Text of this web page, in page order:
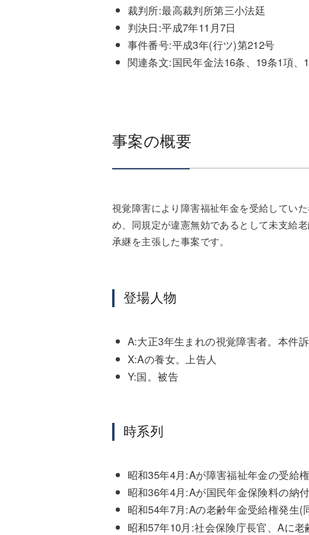
裁判所:最高裁判所第三小法廷
判決日:平成7年11月7日
事件番号:平成3年(行ツ)第212号
関連条文:国民年金法16条、19条1項
事案の概要
視覚障害により障害福祉年金を受給してい
め、同規定が違憲無効であるとして未支給
承継を主張した事案です。
登場人物
A:大正3年生まれの視覚障害者。本件
X:Aの養女。上告人
Y:国。被告
時系列
昭和35年4月:Aが障害福祉年金の受給
昭和36年4月:Aが国民年金保険料の納
昭和54年7月:Aの老齢年金受給権発生(
昭和57年10月:社会保険庁長官、Aに